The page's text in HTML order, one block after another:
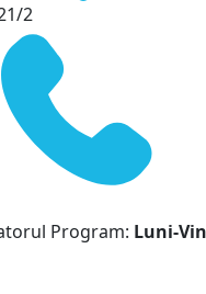
2
Program: Luni-